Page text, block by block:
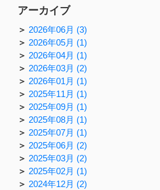
アーカイブ
2026年06月 (3)
2026年05月 (1)
2026年04月 (1)
2026年03月 (2)
2026年01月 (1)
2025年11月 (1)
2025年09月 (1)
2025年08月 (1)
2025年07月 (1)
2025年06月 (2)
2025年03月 (2)
2025年02月 (1)
2024年12月 (2)